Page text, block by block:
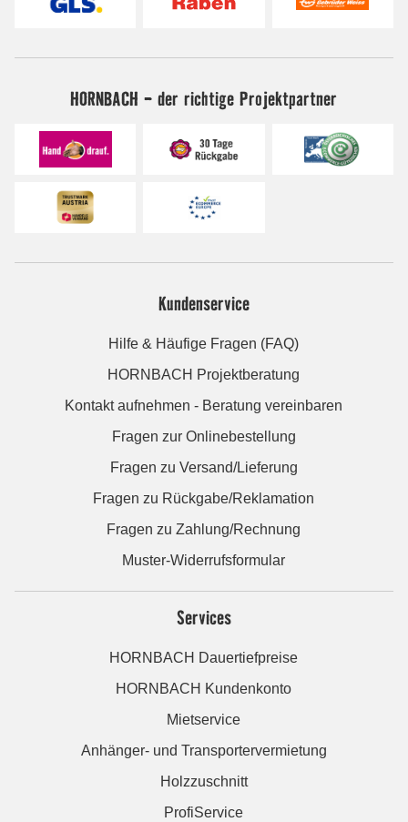
HORNBACH - der richtige Projektpartner
Kundenservice
Hilfe & Häufige Fragen (FAQ)
HORNBACH Projektberatung
Kontakt aufnehmen - Beratung vereinbaren
Fragen zur Onlinebestellung
Fragen zu Versand/Lieferung
Fragen zu Rückgabe/Reklamation
Fragen zu Zahlung/Rechnung
Muster-Widerrufsformular
Services
HORNBACH Dauertiefpreise
HORNBACH Kundenkonto
Mietservice
Anhänger- und Transportervermietung
Holzzuschnitt
ProfiService